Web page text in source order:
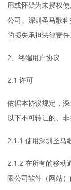
用或怀疑为未授权
公司。深圳圣马歌
的损失承担法律责任
2、终端用户协议
2.1 许可
依据本协议规定，
以下不可转让的、非
2.1.1 使用深圳圣马
2.1.2 在所有的移动
限公司软件（网站）